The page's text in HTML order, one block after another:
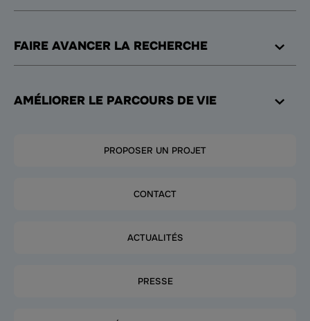
FAIRE AVANCER LA RECHERCHE
AMÉLIORER LE PARCOURS DE VIE
PROPOSER UN PROJET
CONTACT
ACTUALITÉS
PRESSE